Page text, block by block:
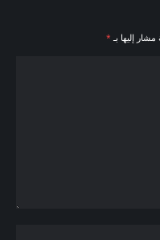
إليها بـ *